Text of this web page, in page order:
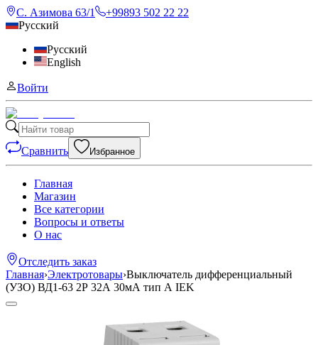
С. Азимова 63/1
+99893 502 22 22
Русский
Русский
English
Войти
Сравнить Избранное
Главная
Магазин
Все категории
Вопросы и ответы
О нас
Отследить заказ
Главная›Электротовары›Выключатель дифференциальный
(УЗО) ВД1-63 2Р 32А 30мА тип А IEK